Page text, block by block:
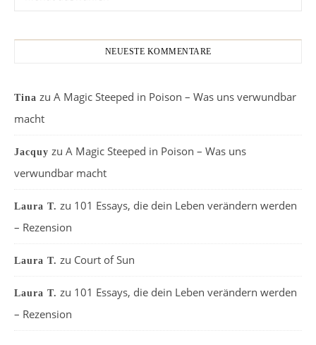
NEUESTE KOMMENTARE
Tina zu A Magic Steeped in Poison – Was uns verwundbar
macht
Jacquy zu A Magic Steeped in Poison – Was uns
verwundbar macht
Laura T. zu 101 Essays, die dein Leben verändern werden
– Rezension
Laura T. zu Court of Sun
Laura T. zu 101 Essays, die dein Leben verändern werden
– Rezension